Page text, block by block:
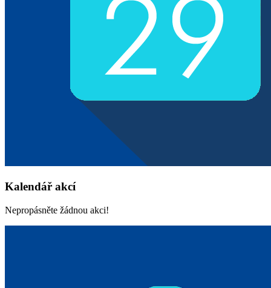
Kalendář akcí
Nepropásněte žádnou akci!